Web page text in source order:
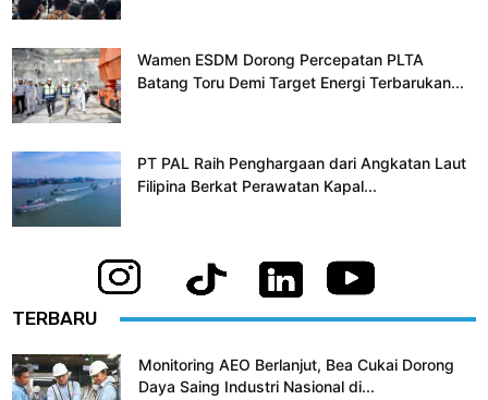
Wamen ESDM Dorong Percepatan PLTA
Batang Toru Demi Target Energi Terbarukan...
PT PAL Raih Penghargaan dari Angkatan Laut
Filipina Berkat Perawatan Kapal...
TERBARU
Monitoring AEO Berlanjut, Bea Cukai Dorong
Daya Saing Industri Nasional di...